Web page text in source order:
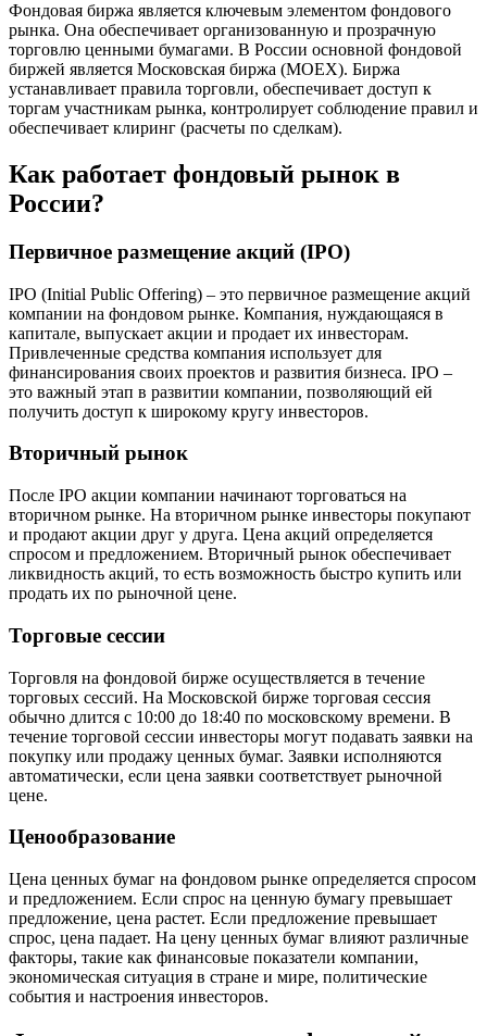
Фондовая биржа является ключевым элементом фондового
рынка. Она обеспечивает организованную и прозрачную
торговлю ценными бумагами. В России основной фондовой
биржей является Московская биржа (MOEX). Биржа
устанавливает правила торговли, обеспечивает доступ к
торгам участникам рынка, контролирует соблюдение правил и
обеспечивает клиринг (расчеты по сделкам).
Как работает фондовый рынок в
России?
Первичное размещение акций (IPO)
IPO (Initial Public Offering) – это первичное размещение акций
компании на фондовом рынке. Компания, нуждающаяся в
капитале, выпускает акции и продает их инвесторам.
Привлеченные средства компания использует для
финансирования своих проектов и развития бизнеса. IPO –
это важный этап в развитии компании, позволяющий ей
получить доступ к широкому кругу инвесторов.
Вторичный рынок
После IPO акции компании начинают торговаться на
вторичном рынке. На вторичном рынке инвесторы покупают
и продают акции друг у друга. Цена акций определяется
спросом и предложением. Вторичный рынок обеспечивает
ликвидность акций, то есть возможность быстро купить или
продать их по рыночной цене.
Торговые сессии
Торговля на фондовой бирже осуществляется в течение
торговых сессий. На Московской бирже торговая сессия
обычно длится с 10:00 до 18:40 по московскому времени. В
течение торговой сессии инвесторы могут подавать заявки на
покупку или продажу ценных бумаг. Заявки исполняются
автоматически, если цена заявки соответствует рыночной
цене.
Ценообразование
Цена ценных бумаг на фондовом рынке определяется спросом
и предложением. Если спрос на ценную бумагу превышает
предложение, цена растет. Если предложение превышает
спрос, цена падает. На цену ценных бумаг влияют различные
факторы, такие как финансовые показатели компании,
экономическая ситуация в стране и мире, политические
события и настроения инвесторов.